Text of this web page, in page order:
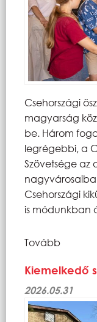
Csehországi
magyarság
be. Három
legrégebbi, a
Szövetsége az
Csehországi
is módunkban
Tovább
Kiemelkedő
2026.05.31